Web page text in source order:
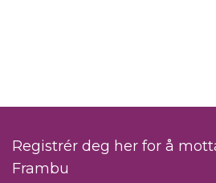
Registrér deg her for å
Frambu